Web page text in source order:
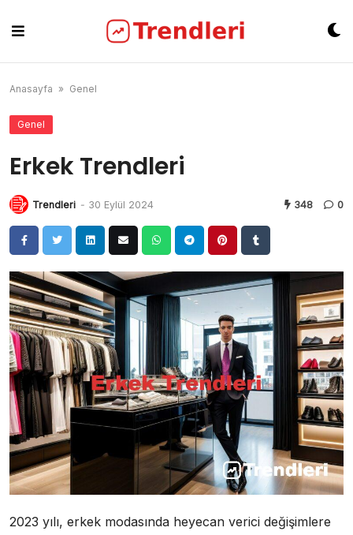
content
Anasayfa » Genel
Genel
Erkek Trendleri
Trendleri - 30 Eylül 2024 348 0
2023 yılı, erkek modasında heyecan verici değişimlere